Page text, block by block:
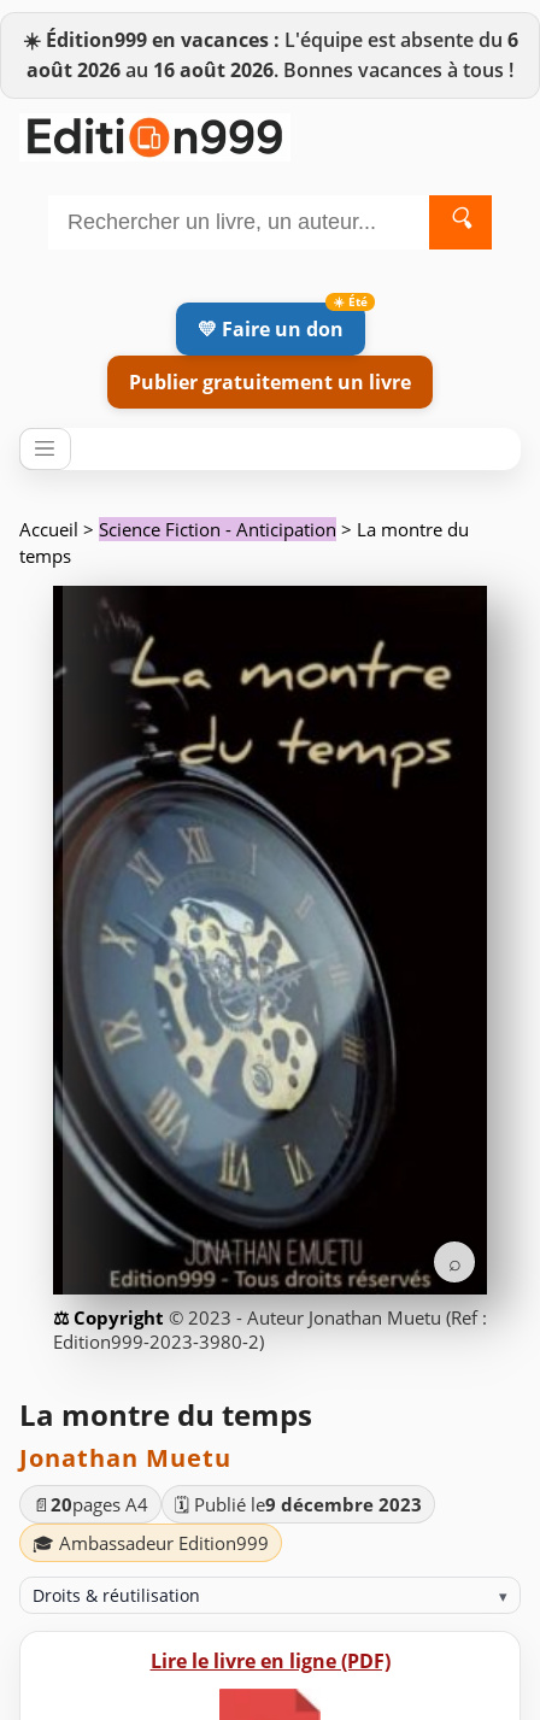
☀️ Édition999 en vacances : L'équipe est absente du 6
août 2026au 16 août 2026. Bonnes vacances à tous !
🔍
💛 Faire un don
Publier gratuitement un livre
Accueil > Science Fiction - Anticipation > La montre du
temps
⌕
© 2023 - Auteur Jonathan Muetu (Ref :
Edition999-2023-3980-2)
La montre du temps
Jonathan Muetu
📄 20pages A4 🗓️ Publié le9 décembre 2023
🎓 Ambassadeur Edition999
Droits & réutilisation ▾
Lire le livre en ligne (PDF)